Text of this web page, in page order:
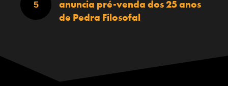
anuncia pré-venda dos 25 anos
de Pedra Filosofal